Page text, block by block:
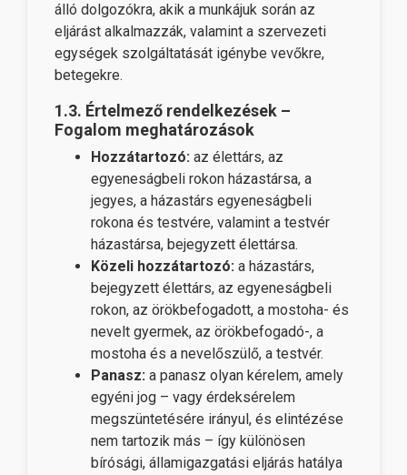
álló dolgozókra, akik a munkájuk során az
eljárást alkalmazzák, valamint a szervezeti
egységek szolgáltatását igénybe vevőkre,
betegekre.
1.3. Értelmező rendelkezések –
Fogalom meghatározások
Hozzátartozó: az élettárs, az
egyeneságbeli rokon házastársa, a
jegyes, a házastárs egyeneságbeli
rokona és testvére, valamint a testvér
házastársa, bejegyzett élettársa.
Közeli hozzátartozó: a házastárs,
bejegyzett élettárs, az egyeneságbeli
rokon, az örökbefogadott, a mostoha- és
nevelt gyermek, az örökbefogadó-, a
mostoha és a nevelőszülő, a testvér.
Panasz: a panasz olyan kérelem, amely
egyéni jog – vagy érdeksérelem
megszüntetésére irányul, és elintézése
nem tartozik más – így különösen
bírósági, államigazgatási eljárás hatálya